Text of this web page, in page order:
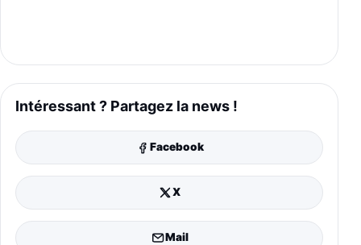
Intéressant ? Partagez la news !
Facebook
X
Mail